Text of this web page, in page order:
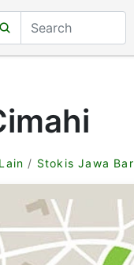
/ Stokis Jawa